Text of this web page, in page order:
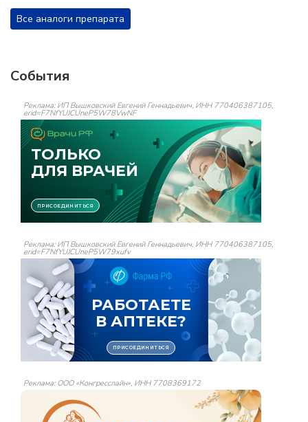
Все аналоги препарата
События
Реклама: ИП Вышковский Евгений Геннадьевич, ИНН 770406387105,
erid=F7NfYUJCUneP5W78VwNF
Реклама: ИП Вышковский Евгений Геннадьевич, ИНН 770406387105,
erid=F7NfYUJCUneP5W79xufv
Реклама: ООО «Конгресслайн», ИНН 7708369172